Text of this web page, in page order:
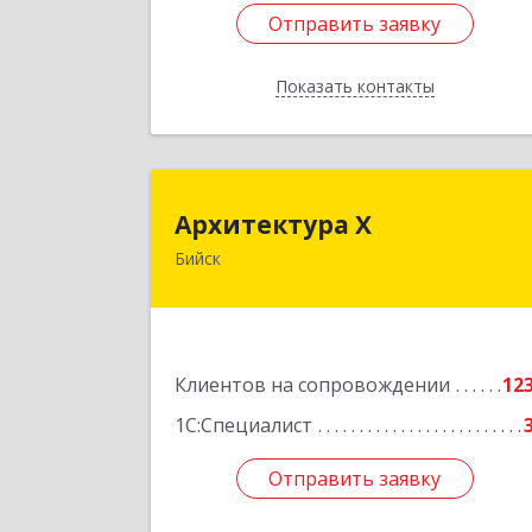
Отправить заявку
Показать контакты
Отправить заявку
Назад
Архитектура Х
Бийск
Клиентов на сопровождении
1С:Специалист
Отправить заявку
Отправить заявку